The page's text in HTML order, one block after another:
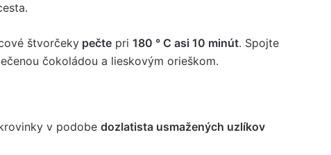
štvorčeky pečte pri 180 ° C asi 10 minút. Spojte
čokoládou a lieskovým orieškom.
v podobe dozlatista usmažených uzlíkov